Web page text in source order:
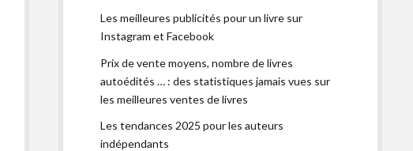
Les meilleures publicités pour un livre sur
Instagram et Facebook
Prix de vente moyens, nombre de livres
autoédités … : des statistiques jamais vues sur
les meilleures ventes de livres
Les tendances 2025 pour les auteurs
indépendants